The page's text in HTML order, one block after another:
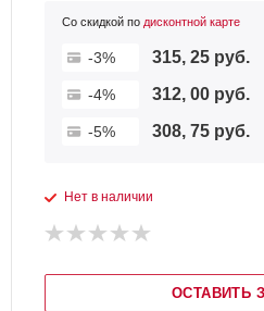
Со скидкой по дисконтной карте
-3% 315, 25 руб.
-4% 312, 00 руб.
-5% 308, 75 руб.
Нет в наличии
ОСТАВИТЬ